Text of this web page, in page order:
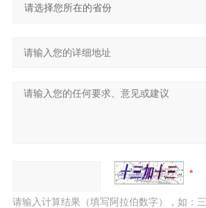
请输入计算结果（填写阿拉伯数字），如：